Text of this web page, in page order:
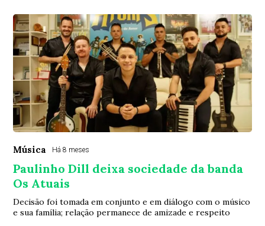
Música Há 8 meses
Paulinho Dill deixa sociedade da banda
Os Atuais
Decisão foi tomada em conjunto e em diálogo com o músico
e sua família; relação permanece de amizade e respeito